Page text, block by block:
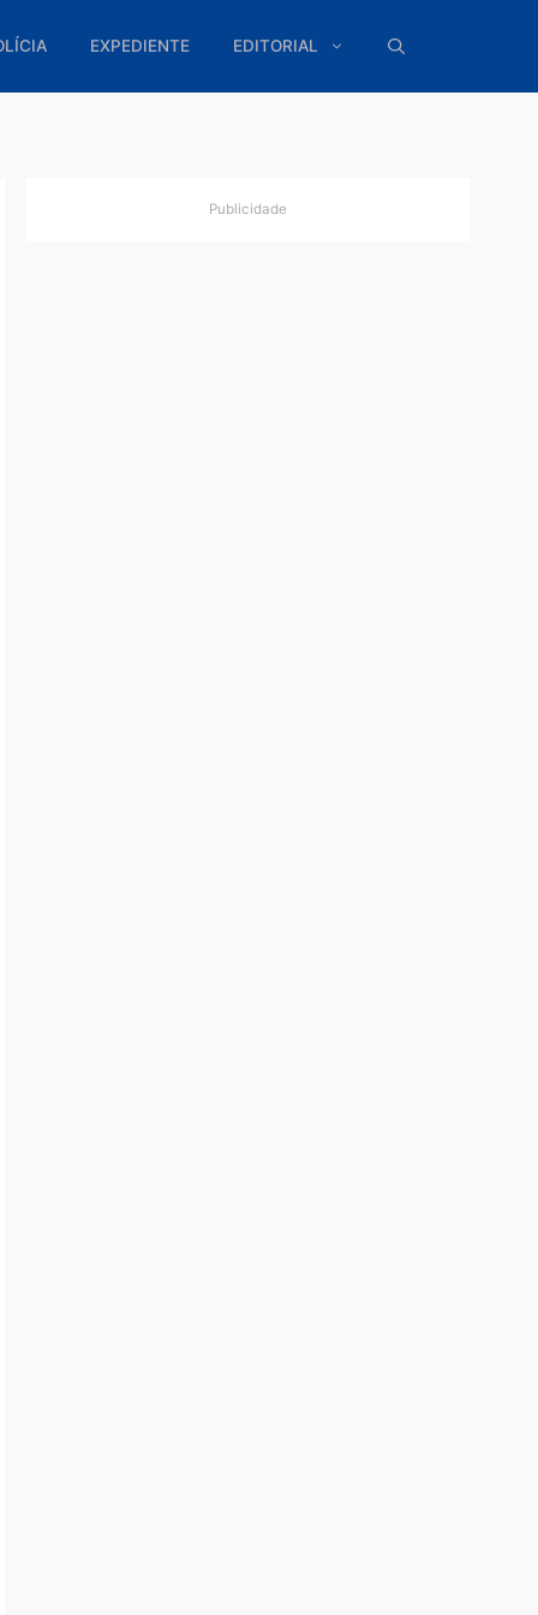
POLÍCIA EXPEDIENTE EDITORIAL